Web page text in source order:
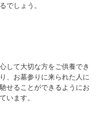
でしょう。
して大切な方をご供養でき
、お墓参りに来られた人に
せることができるようにお
います。